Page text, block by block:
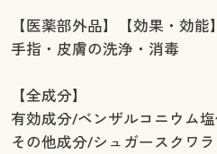
【医薬部外品】【効果・効能】
手指・皮膚の洗浄・消毒
【全成分】
有効成分/ベンザルコニウム
その他成分/シュガースクワ